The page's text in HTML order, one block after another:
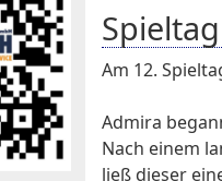
Am 12.
Admira
Nach einem
ließ dieser